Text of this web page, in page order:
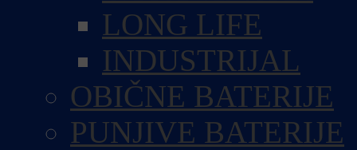
LONG LIFE
INDUSTRIJAL
OBIČNE BATERIJE
PUNJIVE BATERIJE